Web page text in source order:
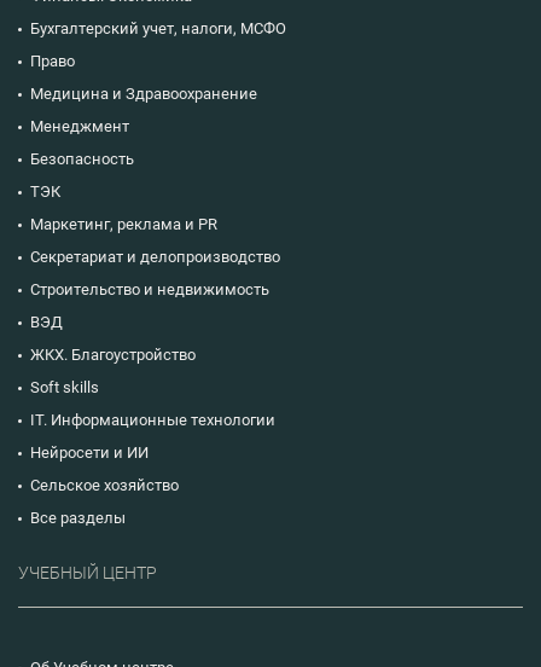
Бухгалтерский учет, налоги, МСФО
Право
Медицина и Здравоохранение
Менеджмент
Безопасность
ТЭК
Маркетинг, реклама и PR
Секретариат и делопроизводство
Строительство и недвижимость
ВЭД
ЖКХ. Благоустройство
Soft skills
IT. Информационные технологии
Нейросети и ИИ
Сельское хозяйство
Все разделы
УЧЕБНЫЙ ЦЕНТР